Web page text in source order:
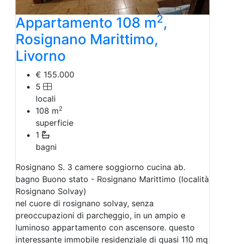
Appartamento 108 m2,
Rosignano Marittimo,
Livorno
€ 155.000
5
locali
108 m2
superficie
1
bagni
Rosignano S. 3 camere soggiorno cucina ab.
bagno Buono stato - Rosignano Marittimo (località
Rosignano Solvay)
nel cuore di rosignano solvay, senza
preoccupazioni di parcheggio, in un ampio e
luminoso appartamento con ascensore. questo
interessante immobile residenziale di quasi 110 mq